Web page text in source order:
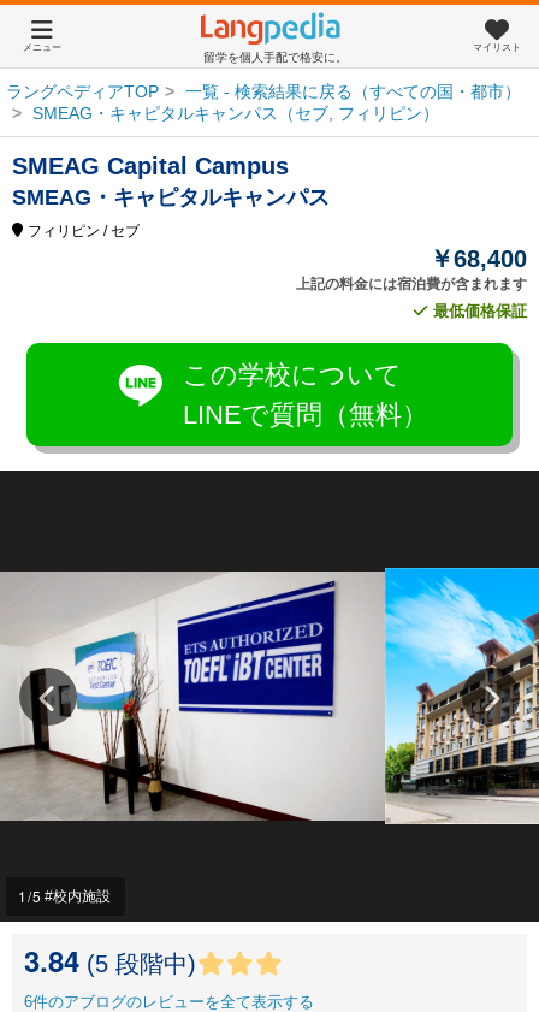
留学を個人手配で格安に。
メニュー マイリスト
ラングペディアTOP
一覧 - 検索結果に戻る（すべての国・都市）
SMEAG・キャピタルキャンパス（セブ, フィリピン）
SMEAG Capital Campus
SMEAG・キャピタルキャンパス
フィリピン / セブ
￥68,400
上記の料金には宿泊費が含まれます
最低価格保証
この学校について
LINEで質問（無料）
1/5 校内施設
3.84 (5 段階中)
6件のアブログのレビューを全て表示する